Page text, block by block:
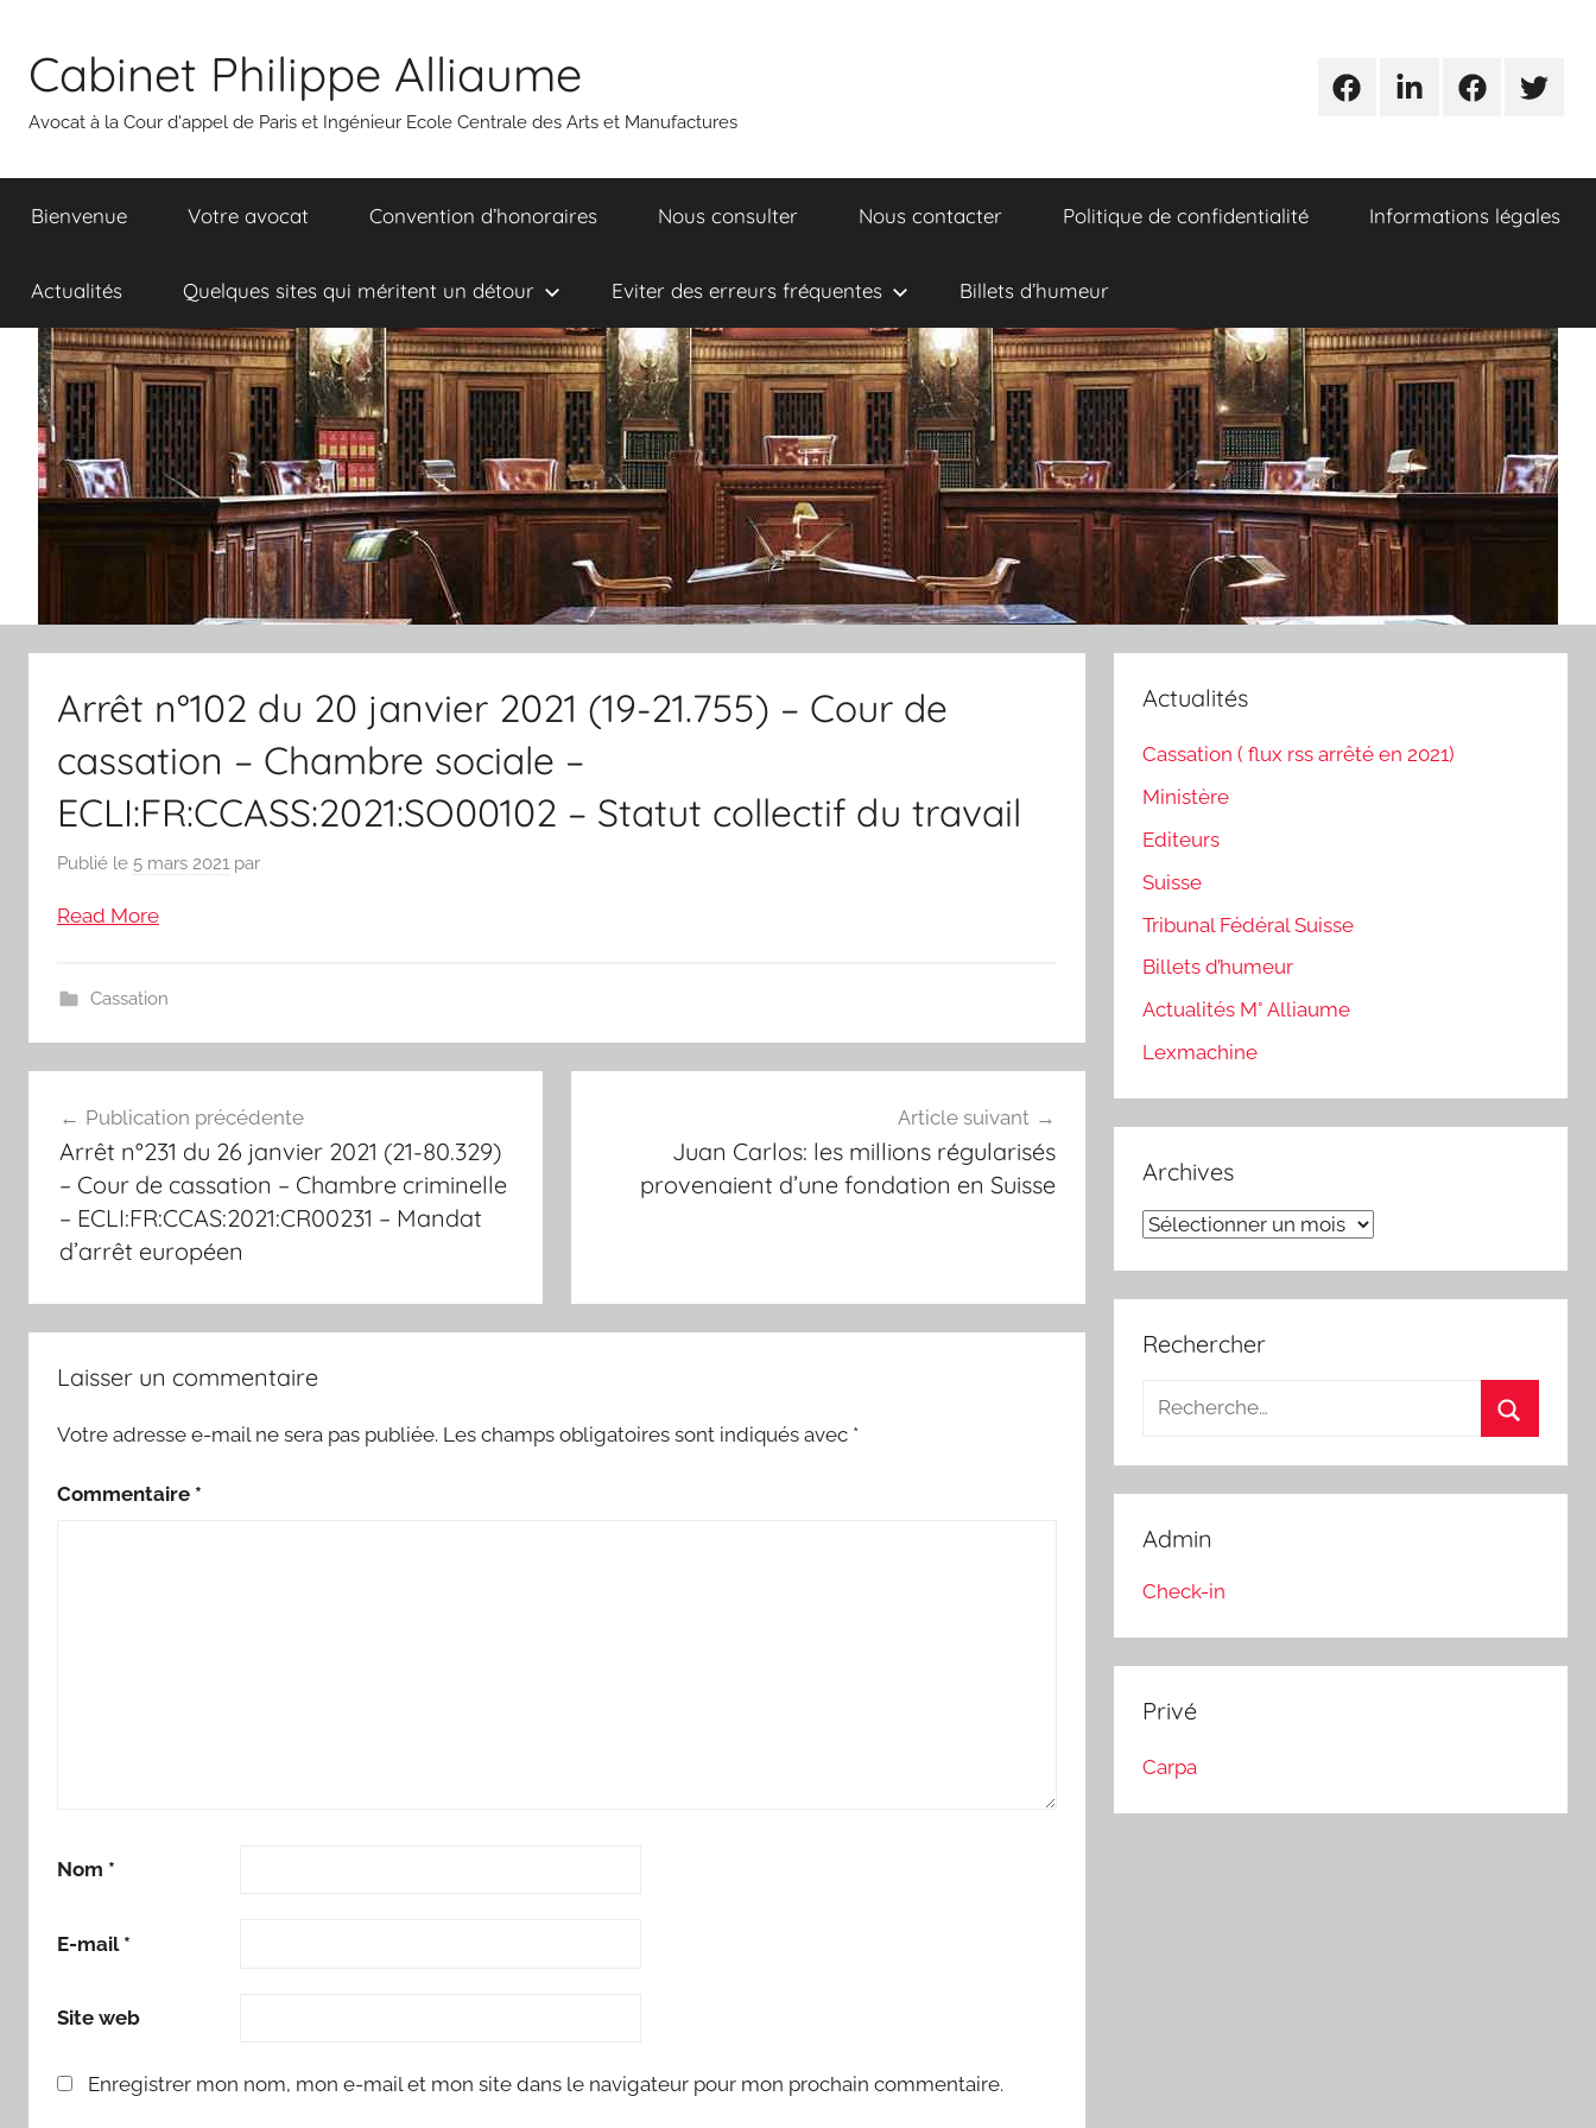
contenu
Cabinet Philippe Alliaume
Avocat à la Cour d'appel de Paris et Ingénieur Ecole Centrale des Arts et Manufactures
UrgencesLinkedinFacebookTwitter
Bienvenue Votre avocat Convention d’honoraires Nous consulter Nous contacter Politique de confidentialité Informations légales
Actualités Quelques sites qui méritent un détour Eviter des erreurs fréquentes Billets d’humeur
Arrêt n°102 du 20 janvier 2021 (19-21.755) – Cour de
cassation – Chambre sociale –
ECLI:FR:CCASS:2021:SO00102 – Statut collectif du travail
Publié le 5 mars 2021 par
Read More
Cassation
de
l’article
Publication précédente
Arrêt n°231 du 26 janvier 2021 (21-80.329)
– Cour de cassation – Chambre criminelle
– ECLI:FR:CCAS:2021:CR00231 – Mandat
d’arrêt européen
Article suivant
Juan Carlos: les millions régularisés
provenaient d’une fondation en Suisse
Laisser un commentaire
Votre adresse e-mail ne sera pas publiée. Les champs obligatoires sont indiqués avec *
Commentaire *
Nom *
E-mail *
Site web
Enregistrer mon nom, mon e-mail et mon site dans le navigateur pour mon prochain commentaire.
Actualités
Cassation ( flux rss arrêté en 2021)
Ministère
Editeurs
Suisse
Tribunal Fédéral Suisse
Billets d’humeur
Actualités M° Alliaume
Lexmachine
Archives
Archives
Rechercher
Recherche
:
Admin
Check-in
Privé
Carpa